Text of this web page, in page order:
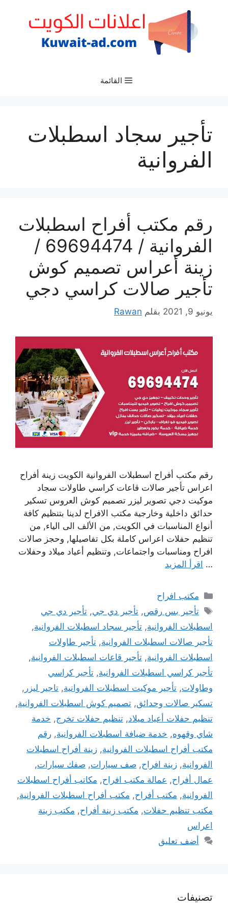
القائمة
تأجير سجاد اسطبلات
الفروانية
رقم مكتب أفراح اسطبلات
الفروانية / 69694474 /
زينة أعراس تصميم كوش
تأجير صالات كراسي دجي
يونيو 9, 2021 بقلم Rawan
رقم مكتب أفراح اسطبلات الفروانية الكويت زينة أفراح
اعراس تأجير صالات قاعات كراسي طاولات سجاد
موكيت دجي تصوير ليزر تصميم كوش العروس تسكير
حدائق داخلية وخارجية مكتب الافراح لدينا بتنظيم كافة
أنواع المناسبات في الكويت, من الألف الى الياء, من
تنظيم حفلات اعراس كاملة بكل تفاصيلها, وحجز صالات
افراح ومناسبات واجتماعات, وتنظيم أعياد ميلاد وحفلات
… اقرأ المزيد
التصنيفات
مكتب افراح
الوسوم
تأجير بس رقص,تأجير دي جي,تأجير دي جي
اسطبلات الفروانية, تأجير سجاد اسطبلات الفروانية,
تأجير صالات اسطبلات الفروانية, تأجير طاولات
اسطبلات الفروانية, تأجير قاعات اسطبلات الفروانية,
تأجير كراسي اسطبلات الفروانية, تأجير كراسي
وطاولات, تأجير موكيت اسطبلات الفروانية, تاجير ليزر ,
تسكير صالات وحدائق, تصميم كوش اسطبلات الفروانية,
تنظيم حفلات أعياد ميلاد, تنظيم حفلات تخرج, خدمة
شاي وقهوه, خدمة ضيافة اسطبلات الفروانية, رقم
مكتب أفراح اسطبلات الفروانية, زينة أفراح اسطبلات
الفروانية, زينة افراح, صف سيارات, صفك سيارات,
عمال أفراح, عمالة مكتب افراح, مكاتب أفراح اسطبلات
الفروانية, مكتب أفراح, مكتب أفراح اسطبلات الفروانية,
مكتب تنظيم حفلات, مكتب زينة أفراح, مكتب زينة
اعراس
أضف تعليق
تصنيفات